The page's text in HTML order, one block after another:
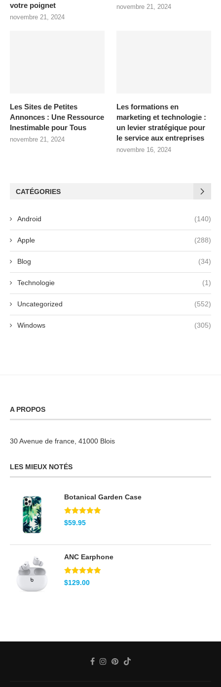
votre poignet
novembre 21, 2024
novembre 21, 2024
Les Sites de Petites
Annonces : Une Ressource
Inestimable pour Tous
novembre 21, 2024
Les formations en
marketing et technologie :
un levier stratégique pour
le service aux entreprises
novembre 16, 2024
CATÉGORIES
Android (140)
Apple (288)
Blog (34)
Technologie (1)
Uncategorized (552)
Windows (305)
A PROPOS
30 Avenue de france, 41000 Blois
LES MIEUX NOTÉS
Botanical Garden Case
Note5.00
sur 5
$59.95
ANC Earphone
Note5.00
sur 5
$129.00